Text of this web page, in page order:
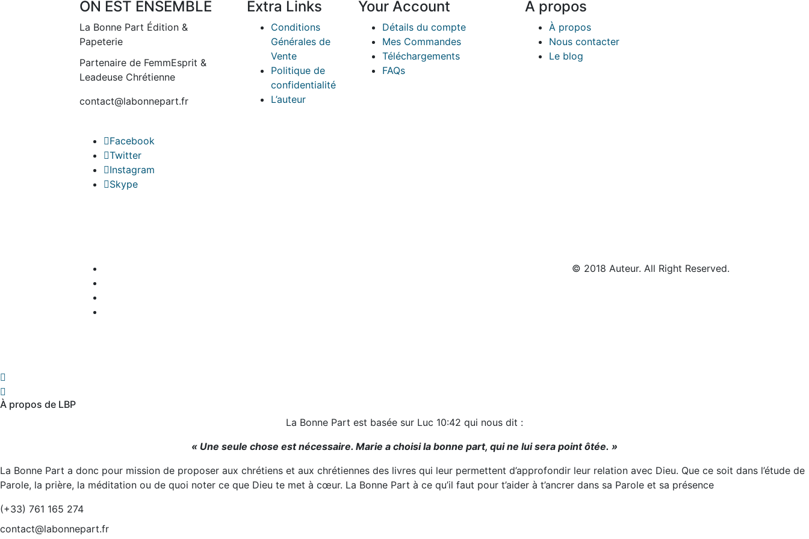
ON EST ENSEMBLE
La Bonne Part Édition &
Papeterie
Partenaire de FemmEsprit &
Leadeuse Chrétienne
contact@labonnepart.fr
Facebook
Twitter
Instagram
Skype
Extra Links
Conditions
Générales de
Vente
Politique de
confidentialité
L’auteur
Your Account
Détails du compte
Mes Commandes
Téléchargements
FAQs
A propos
À propos
Nous contacter
Le blog
© 2018 Auteur. All Right Reserved.
À propos de LBP
La Bonne Part est basée sur Luc 10:42 qui nous dit :
« Une seule chose est nécessaire. Marie a choisi la bonne part, qui ne lui sera point ôtée. »
La Bonne Part a donc pour mission de proposer aux chrétiens et aux chrétiennes des livres qui leur permettent d’approfondir leur relation avec Dieu. Que ce soit dans l’étude de
Parole, la prière, la méditation ou de quoi noter ce que Dieu te met à cœur. La Bonne Part à ce qu’il faut pour t’aider à t’ancrer dans sa Parole et sa présence
(+33) 761 165 274
contact@labonnepart.fr